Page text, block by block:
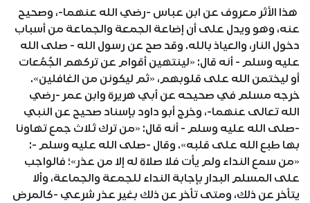
هذا الأثر معروف عن ابن عباس -رضي الله عنهما-، وصحيح
عنه، وهو ويدل على أن إضاعة الجمعة والجماعة من أسباب
دخول النار، والعياذ بالله. وقد صح عن رسول الله - صلى الله
عليه وسلم - أنه قال: «لينتهين أقوام عن تركهم الجُمُعات
أو ليختمن الله على قلوبهم، «ثم ليكونن من الغافلين».
خرجه مسلم في صحيحه عن أبي هريرة وابن عمر -رضي
الله تعالى عنهما-، وخرج أبو داود بإسناد صحيح عن النبي
-صلى الله عليه وسلم - أنه قال: «من ترك ثلاث جمع تهاونا
بها طبع الله على قلبه». وقال -صلى الله عليه وسلم -:
«من سمع النداء ولم يأت فلا صلاة له إلا من عذر»؛ فالواجب
على المسلم البدار بإجابة النداء للجمعة والجماعة، وألا
يتأخر عن ذلك، ومتى تأخر عن ذلك بغير عذر شرعي -كالمرض